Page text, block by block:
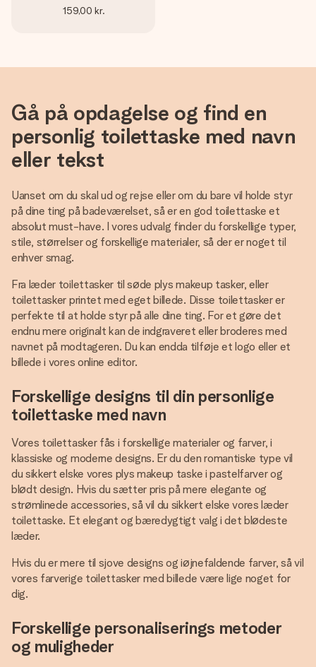
159,00 kr.
Gå på opdagelse og find en
personlig toilettaske med navn
eller tekst
Uanset om du skal ud og rejse eller om du bare vil holde styr
på dine ting på badeværelset, så er en god toilettaske et
absolut must-have. I vores udvalg finder du forskellige typer,
stile, størrelser og forskellige materialer, så der er noget til
enhver smag.
Fra læder toilettasker til søde plys makeup tasker, eller
toilettasker printet med eget billede. Disse toilettasker er
perfekte til at holde styr på alle dine ting. For et gøre det
endnu mere originalt kan de indgraveret eller broderes med
navnet på modtageren. Du kan endda tilføje et logo eller et
billede i vores online editor.
Forskellige designs til din personlige
toilettaske med navn
Vores toilettasker fås i forskellige materialer og farver, i
klassiske og moderne designs. Er du den romantiske type vil
du sikkert elske vores plys makeup taske i pastelfarver og
blødt design. Hvis du sætter pris på mere elegante og
strømlinede accessories, så vil du sikkert elske vores læder
toilettaske. Et elegant og bæredygtigt valg i det blødeste
læder.
Hvis du er mere til sjove designs og iøjnefaldende farver, så vil
vores farverige toilettasker med billede være lige noget for
dig.
Forskellige personaliserings metoder
og muligheder